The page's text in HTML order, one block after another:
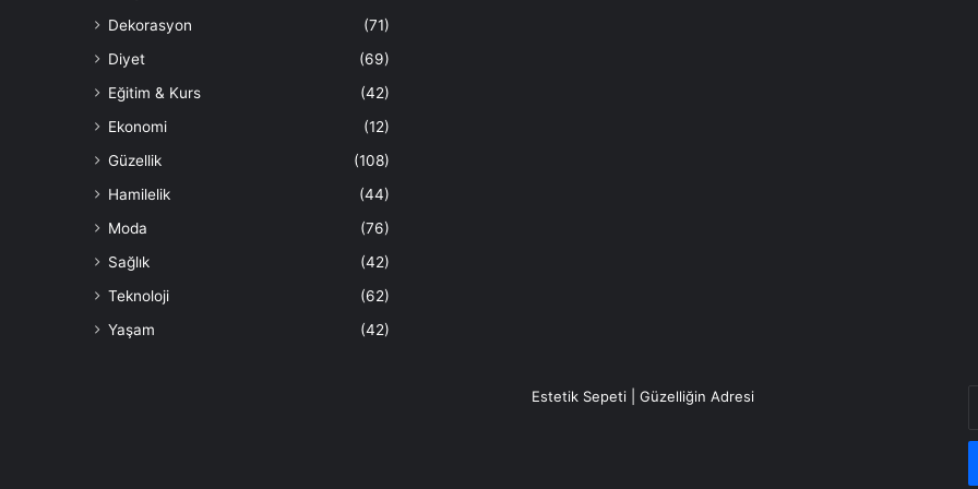
Dekorasyon
(71)
Diyet
(69)
Eğitim & Kurs
(42)
Ekonomi
(12)
Güzellik
(108)
Hamilelik
(44)
Moda
(76)
Sağlık
(42)
Teknoloji
(62)
Yaşam
(42)
Estetik Sepeti | Güzelliğin Adresi